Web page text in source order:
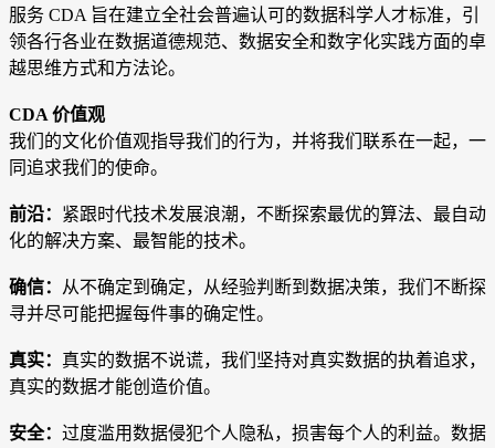
服务 CDA 旨在建立全社会普遍认可的数据科学人才标准，引
领各行各业在数据道德规范、数据安全和数字化实践方面的卓
越思维方式和方法论。
CDA 价值观
我们的文化价值观指导我们的行为，并将我们联系在一起，一
同追求我们的使命。
前沿： 紧跟时代技术发展浪潮，不断探索最优的算法、最自动
化的解决方案、最智能的技术。
确信：
从不确定到确定，从经验判断到数据决策，我们不断探
寻并尽可能把握每件事的确定性。
真实： 真实的数据不说谎，我们坚持对真实数据的执着追求，
真实的数据才能创造价值。
安全： 过度滥用数据侵犯个人隐私，损害每个人的利益。数据